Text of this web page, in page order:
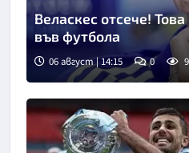
Веласкес отсече!
във футбола
06 август | 14:15 0